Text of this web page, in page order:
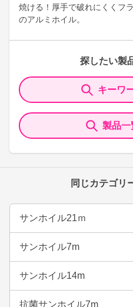
焼ける！厚手で破れにくくフ
のアルミホイル。
探したい製
キーワ
製品一
同じカテゴリ
サンホイル21ｍ
サンホイル7m
サンホイル14m
抗菌サンホイル7m